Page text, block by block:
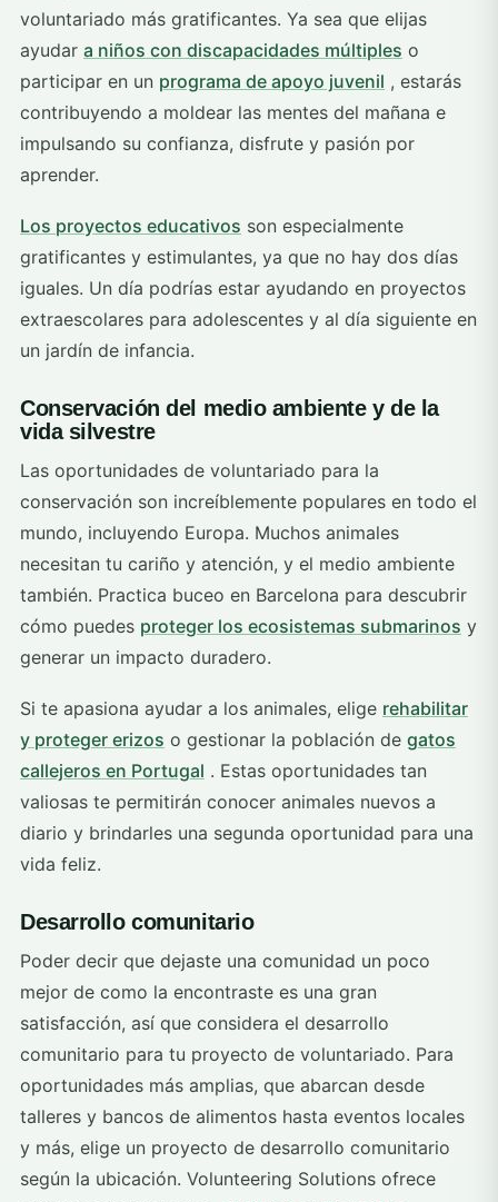
voluntariado más gratificantes. Ya sea que elijas
ayudar a niños con discapacidades múltiples o
participar en un programa de apoyo juvenil , estarás
contribuyendo a moldear las mentes del mañana e
impulsando su confianza, disfrute y pasión por
aprender.
Los proyectos educativos son especialmente
gratificantes y estimulantes, ya que no hay dos días
iguales. Un día podrías estar ayudando en proyectos
extraescolares para adolescentes y al día siguiente en
un jardín de infancia.
Conservación del medio ambiente y de la
vida silvestre
Las oportunidades de voluntariado para la
conservación son increíblemente populares en todo el
mundo, incluyendo Europa. Muchos animales
necesitan tu cariño y atención, y el medio ambiente
también. Practica buceo en Barcelona para descubrir
cómo puedes proteger los ecosistemas submarinos y
generar un impacto duradero.
Si te apasiona ayudar a los animales, elige rehabilitar
y proteger erizos o gestionar la población de gatos
callejeros en Portugal . Estas oportunidades tan
valiosas te permitirán conocer animales nuevos a
diario y brindarles una segunda oportunidad para una
vida feliz.
Desarrollo comunitario
Poder decir que dejaste una comunidad un poco
mejor de como la encontraste es una gran
satisfacción, así que considera el desarrollo
comunitario para tu proyecto de voluntariado. Para
oportunidades más amplias, que abarcan desde
talleres y bancos de alimentos hasta eventos locales
y más, elige un proyecto de desarrollo comunitario
según la ubicación. Volunteering Solutions ofrece